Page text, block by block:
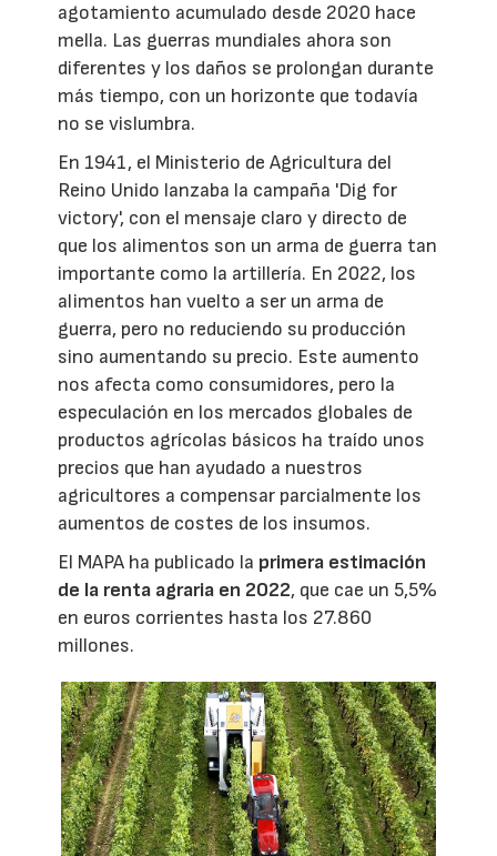
agotamiento acumulado desde 2020 hace
mella. Las guerras mundiales ahora son
diferentes y los daños se prolongan durante
más tiempo, con un horizonte que todavía
no se vislumbra.
En 1941, el Ministerio de Agricultura del
Reino Unido lanzaba la campaña 'Dig for
victory', con el mensaje claro y directo de
que los alimentos son un arma de guerra tan
importante como la artillería. En 2022, los
alimentos han vuelto a ser un arma de
guerra, pero no reduciendo su producción
sino aumentando su precio. Este aumento
nos afecta como consumidores, pero la
especulación en los mercados globales de
productos agrícolas básicos ha traído unos
precios que han ayudado a nuestros
agricultores a compensar parcialmente los
aumentos de costes de los insumos.
El MAPA ha publicado la primera estimación
de la renta agraria en 2022, que cae un 5,5%
en euros corrientes hasta los 27.860
millones.